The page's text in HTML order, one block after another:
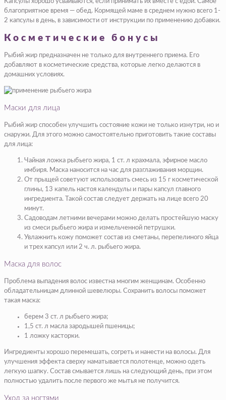
благоприятное время — обед. Кормящей маме в среднем нужно всего 1-
2 капсулы в день, в зависимости от инструкции по применению добавки.
Косметические бонусы
Рыбий жир предназначен не только для внутреннего приема. Его
добавляют в косметические средства, которые легко делаются в
домашних условиях.
Маски для лица
Рыбий жир способен улучшить состояние кожи не только изнутри, но и
снаружи. Для этого можно самостоятельно приготовить такие составы
для лица:
Чайная ложка рыбьего жира, 1 ст. л крахмала, эфирное масло
имбиря. Маска наносится на час для разглаживания морщин.
От прыщей советуют использовать смесь из 15 г косметической
глины, 13 капель настоя календулы и пары капсул главного
ингредиента. Такой состав следует держать на лице всего 20
минут.
Садоводам летними вечерами можно делать простейшую маску
из смеси рыбьего жира и измельченной петрушки.
Увлажнить кожу поможет состав из сметаны, перепелиного яйца
и трех капсул или 2 ч. л. рыбьего жира.
Маска для волос
Проблема выпадения волос известна многим женщинам. Особенно
обладательницам длинной шевелюры. Сохранить волосы поможет
такая маска:
берем 3 ст. л рыбьего жира;
1,5 ст. л масла зародышей пшеницы;
1 ложку касторки.
Ингредиенты хорошо перемешать, согреть и нанести на волосы. Для
улучшения эффекта сверху наматывается полотенце, можно одеть
легкую шапку. Состав смывается лишь на следующий день, при этом
полностью удалить после первого же мытья не получится.
Уход за ногтями